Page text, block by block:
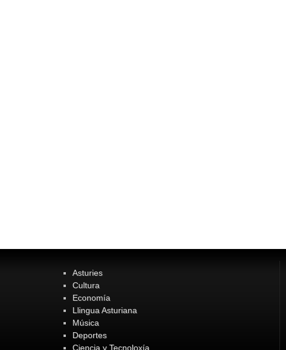
Asturies
Cultura
Economía
Llingua Asturiana
Música
Deportes
Ciencia y Tecnoloxía